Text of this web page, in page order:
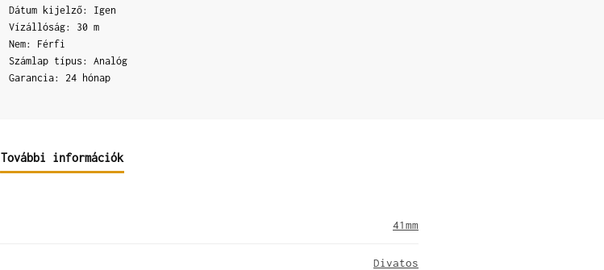
Dátum kijelző: Igen
Vízállóság: 30 m
Nem: Férfi
Számlap típus: Analóg
Garancia: 24 hónap
További információk
41mm
Divatos